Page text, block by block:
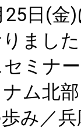
日(金
まし
ミナ
ム北
み／